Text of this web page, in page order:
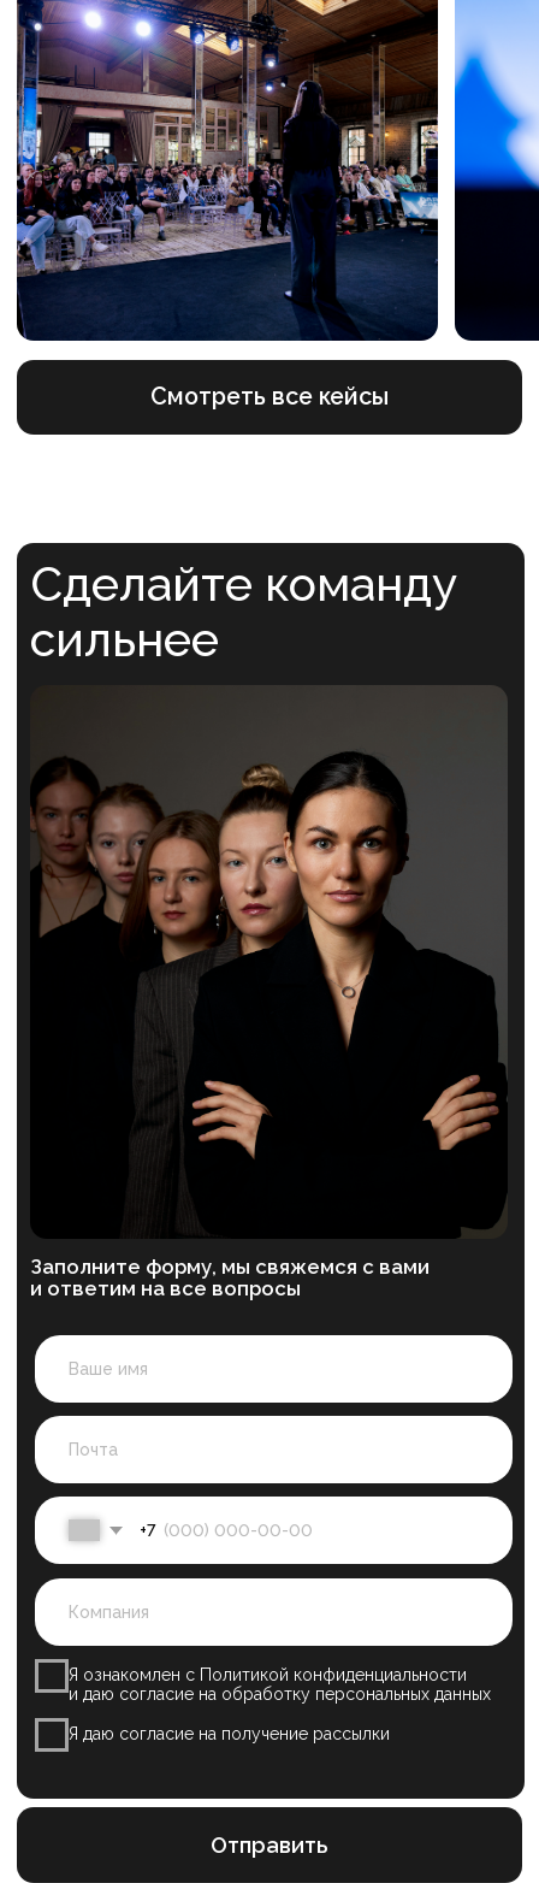
+7
Я ознакомлен с Политикой конфиденциальности
и даю согласие на обработку персональных данных
Отправить
Делаем команды
сильнее
+7 993 899-56-90
Услуги
Кейсы
Магазин
Блог
О нас
Сведения об образовательной деятельности
Пользовательское соглашение
Политика конфиденциальности
ex. Школа возможностей «БУМ»
ИП Михеева А.А. ОГРНИП 321774600288952
Сайт разработан The Spot| 3D-объект